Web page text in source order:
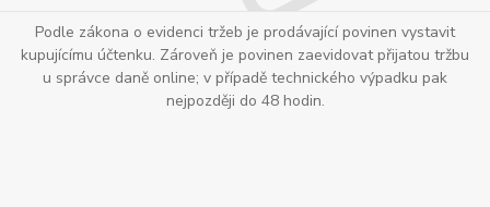
Podle zákona o evidenci tržeb je prodávající povinen vystavit
kupujícímu účtenku. Zároveň je povinen zaevidovat přijatou tržbu
u správce daně online; v případě technického výpadku pak
nejpozději do 48 hodin.